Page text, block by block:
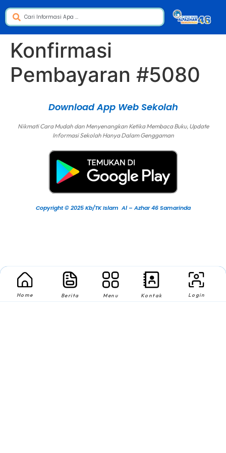
Konfirmasi
Pembayaran #5080
Download App Web Sekolah
Nikmati Cara Mudah dan Menyenangkan Ketika Membaca Buku, Update
Informasi Sekolah Hanya Dalam Genggaman
Copyright © 2025 Kb/TK Islam Al – Azhar 46 Samarinda
Home Berita Menu Kontak Login